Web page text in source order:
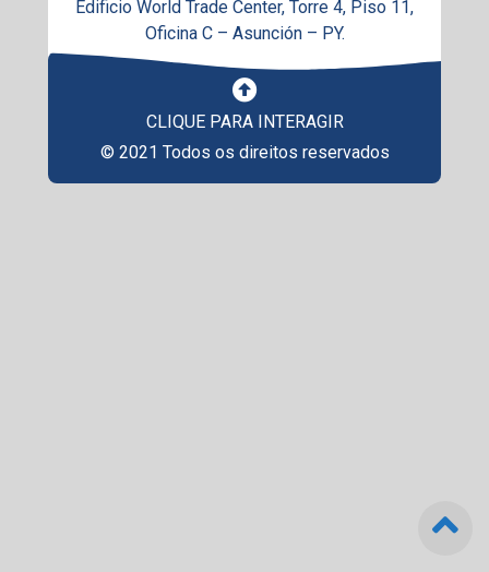
Edificio World Trade Center, Torre 4, Piso 11,
Oficina C – Asunción – PY.
CLIQUE PARA INTERAGIR
© 2021 Todos os direitos reservados